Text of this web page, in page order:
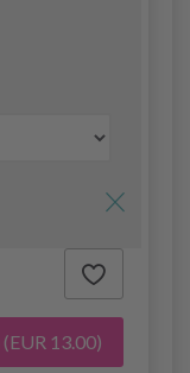
(EUR 13.00)